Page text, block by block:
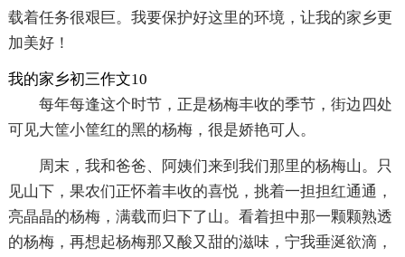
载着任务很艰巨。我要保护好这里的环境，让我的家乡更
加美好！
我的家乡初三作文10
每年每逢这个时节，正是杨梅丰收的季节，街边四处
可见大筐小筐红的黑的杨梅，很是娇艳可人。
周末，我和爸爸、阿姨们来到我们那里的杨梅山。只
见山下，果农们正怀着丰收的喜悦，挑着一担担红通通，
亮晶晶的杨梅，满载而归下了山。看着担中那一颗颗熟透
的杨梅，再想起杨梅那又酸又甜的滋味，宁我垂涎欲滴，